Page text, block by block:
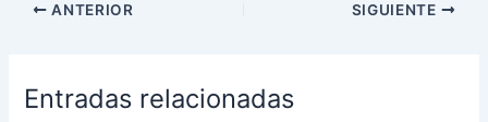
ANTERIOR SIGUIENTE
Entradas relacionadas